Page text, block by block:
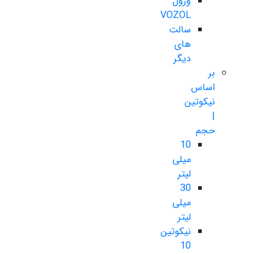
VOZOL
سالت
های
دیگر
بر
اساس
نیکوتین
|
حجم
10
میلی
لیتر
30
میلی
لیتر
نیکوتین
10